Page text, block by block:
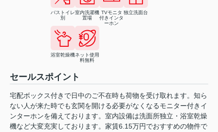
バストイレ
別
室内洗濯機
置場
TVモニタ
付きインタ
ーホン
独立洗面台
浴室乾燥機ネット使用
料無料
セールスポイント
宅配ボックス付きで日中のご不在時も荷物を受け取れます。知ら
ない人が来た時でも玄関を開ける必要がなくなるモニター付きイ
ンターホンを備えております。室内設備は洗面所独立・浴室乾燥
機など大変充実しております。家賃6.15万円でおすすめの物件で